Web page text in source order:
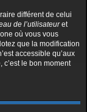
différent de celui
de l’utilisateuret
où vous vous
que la modification
accessible qu’aux
c’est le bon moment